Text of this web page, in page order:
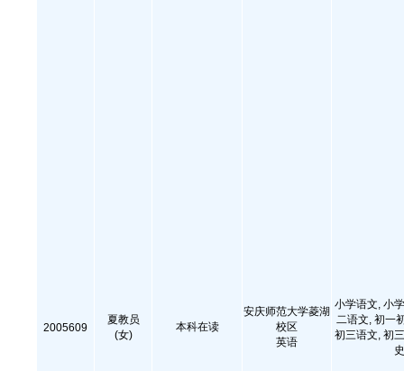
2005609
夏教员
(女)
本科在读
安庆师范大学菱湖
校区
英语
小学语文, 小
二语文, 初一
初三语文, 初